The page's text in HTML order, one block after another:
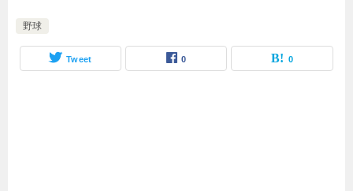
野球
Tweet 0 0